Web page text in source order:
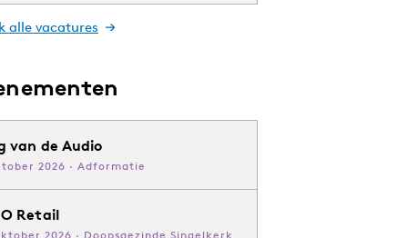
alle vacatures
van de Audio
2026 · Adformatie
Retail
2026 · Doopsgezinde Singelkerk